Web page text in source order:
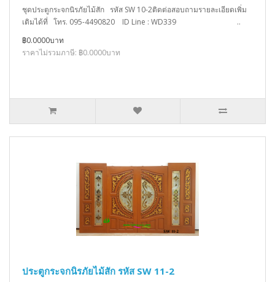
ชุดประตูกระจกนิรภัยไม้สัก รหัส SW 10-2ติดต่อสอบถามรายละเอียดเพิ่ม
เติมได้ที่ โทร. 095-4490820 ID Line : WD339 ..
฿0.0000บาท
ราคาไม่รวมภาษี: ฿0.0000บาท
ประตูกระจกนิรภัยไม้สัก รหัส SW 11-2